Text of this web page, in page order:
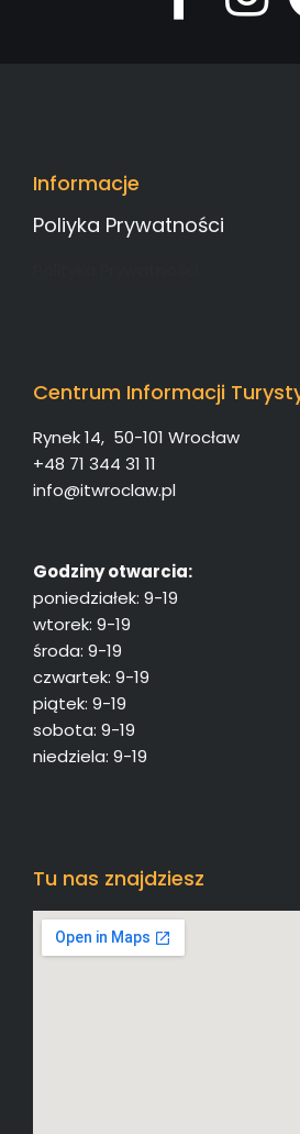
Informacje
Poliyka Prywatności
Centrum Informacji
Rynek 14, 50-101 Wrocław
+48 71 344 31 11
info@itwroclaw.pl
Godziny otwarcia:
poniedziałek: 9-19
wtorek: 9-19
środa: 9-19
czwartek: 9-19
piątek: 9-19
sobota: 9-19
niedziela: 9-19
Tu nas znajdziesz